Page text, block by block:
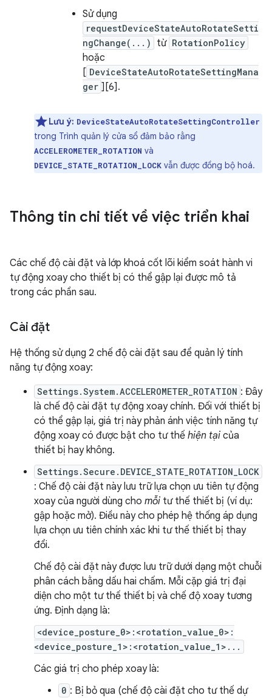
Sử dụng
requestDeviceStateAutoRotateSetti
ngChange(...)
từ RotationPolicy
hoặc
[ DeviceStateAutoRotateSettingMana
ger ][6].
Lưu ý: DeviceStateAutoRotateSettingController
trong Trình quản lý cửa sổ đảm bảo rằng
ACCELEROMETER_ROTATION và
DEVICE_STATE_ROTATION_LOCK vẫn được đồng bộ hoá.
Thông tin chi tiết về việc triển khai
Các chế độ cài đặt và lớp khoá cốt lõi kiểm soát hành vi
tự động xoay cho thiết bị có thể gập lại được mô tả
trong các phần sau.
Cài đặt
Hệ thống sử dụng 2 chế độ cài đặt sau để quản lý tính
năng tự động xoay:
Settings.System.ACCELEROMETER_ROTATION : Đây
là chế độ cài đặt tự động xoay chính. Đối với thiết bị
có thể gập lại, giá trị này phản ánh việc tính năng tự
động xoay có được bật cho tư thế hiện tại của
thiết bị hay không.
Settings.Secure.DEVICE_STATE_ROTATION_LOCK
: Chế độ cài đặt này lưu trữ lựa chọn ưu tiên tự động
xoay của người dùng cho mỗi tư thế thiết bị (ví dụ:
gập hoặc mở). Điều này cho phép hệ thống áp dụng
lựa chọn ưu tiên chính xác khi tư thế thiết bị thay
đổi.
Chế độ cài đặt này được lưu trữ dưới dạng một chuỗi
phân cách bằng dấu hai chấm. Mỗi cặp giá trị đại
diện cho một tư thế thiết bị và chế độ xoay tương
ứng. Định dạng là:
<device_posture_0>:<rotation_value_0>:
<device_posture_1>:<rotation_value_1>...
Các giá trị cho phép xoay là:
0 : Bị bỏ qua (chế độ cài đặt cho tư thế dự